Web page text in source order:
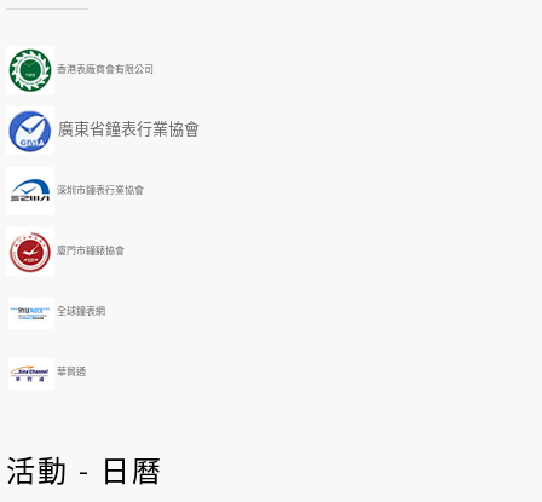
香港表廠商會有限公司
廣東省鐘表行業協會
深圳市鐘表行業協會
廈門市鐘錶協會
全球鐘表網
華貿通
活動 - 日曆
e
o
s
a
e
i
o
u
s
M
o
n
h
x
Y
e
a
r
x